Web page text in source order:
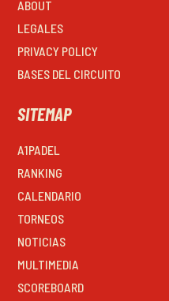
ABOUT
LEGALES
PRIVACY POLICY
BASES DEL CIRCUITO
SITEMAP
A1PADEL
RANKING
CALENDARIO
TORNEOS
NOTICIAS
MULTIMEDIA
SCOREBOARD